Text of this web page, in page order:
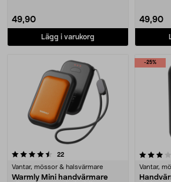
49,90
Lägg i varukorg
49,90
22recensioner
Vantar, mössor & halsvärmare
Warmly Mini handvärmare
-25%
3.5 av 5 stjärnor
Vantar,